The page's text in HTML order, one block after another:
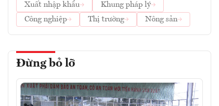
Xuất nhập khẩu
Khung pháp lý
Công nghiệp
Thị trường Nông sản
Đừng bỏ lỡ